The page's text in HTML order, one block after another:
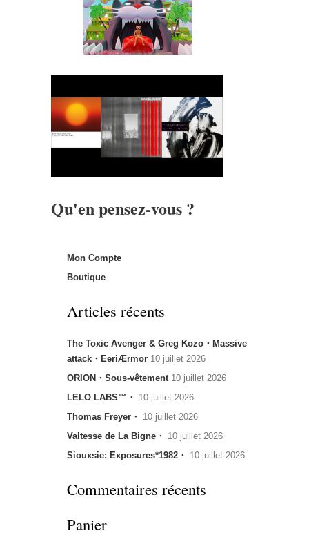
Qu'en pensez-vous ?
Mon Compte
Boutique
Articles récents
The Toxic Avenger & Greg Kozo・Massive
attack・EeriÆrmor 10 juillet 2026
ORION・Sous-vêtement 10 juillet 2026
LELO LABS™・ 10 juillet 2026
Thomas Freyer・ 10 juillet 2026
Valtesse de La Bigne・ 10 juillet 2026
Siouxsie: Exposures*1982・ 10 juillet 2026
Commentaires récents
Panier